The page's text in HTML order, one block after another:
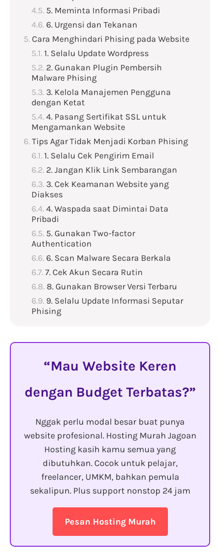
5. Meminta Informasi Pribadi
6. Urgensi dan Tekanan
Cara Menghindari Phising pada Website
1. Selalu Update Wordpress
2. Gunakan Plugin Pembersih
Malware Phising
3. Kelola Manajemen Pengguna
dengan Ketat
4. Pasang Sertifikat SSL untuk
Mengamankan Website
Tips Agar Tidak Menjadi Korban Phising
1. Selalu Cek Pengirim Email
2. Jangan Klik Link Sembarangan
3. Cek Keamanan Website yang
Diakses
4. Waspada saat Dimintai Data
Pribadi
5. Gunakan Two-factor
Authentication
6. Scan Malware Secara Berkala
7. Cek Akun Secara Rutin
8. Gunakan Browser Versi Terbaru
9. Selalu Update Informasi Seputar
Phising
Mau Website Keren
dengan Budget Terbatas?
Nggak perlu modal besar buat punya
website profesional. Hosting Murah Jagoan
Hosting kasih kamu semua yang
dibutuhkan. Cocok untuk pelajar,
freelancer, UMKM, bahkan pemula
sekalipun. Plus support nonstop 24 jam
Pesan Hosting Murah